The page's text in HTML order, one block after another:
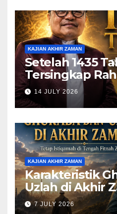
KAJIAN AKHIR ZAMAN
Setelah 1435
Tersingkap
Zaman dari al-
(Pelajari Mimpi
Qasim)
14 JULY 2026
KAJIAN AKHIR ZAMAN
Karakteristik
Uzlah di Akhir
7 JULY 2026